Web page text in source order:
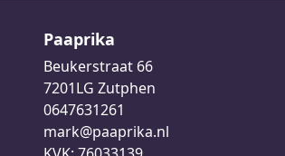
Paaprika
Beukerstraat 66
7201LG Zutphen
0647631261
mark@paaprika.nl